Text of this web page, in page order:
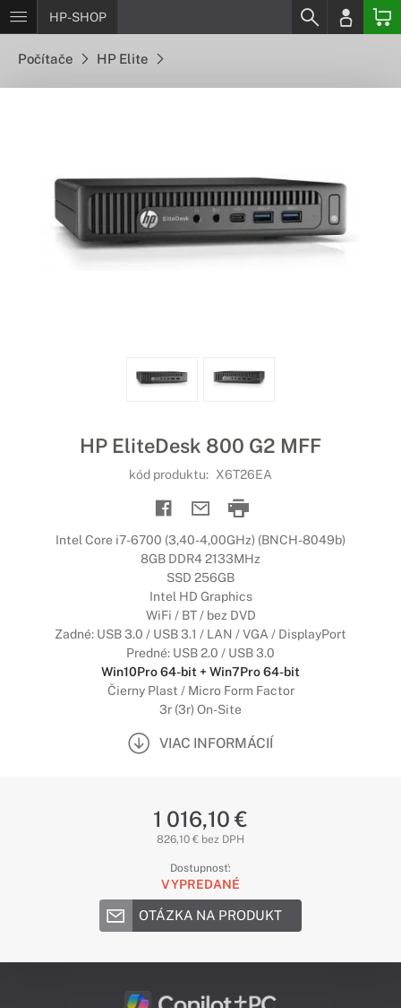
HP-SHOP
Počítače HP Elite
HP EliteDesk 800 G2 MFF
kód produktu: X6T26EA
Intel Core i7-6700 (3,40-4,00GHz) (BNCH-8049b)
8GB DDR4 2133MHz
SSD 256GB
Intel HD Graphics
WiFi / BT / bez DVD
Zadné: USB 3.0 / USB 3.1 / LAN / VGA / DisplayPort
Predné: USB 2.0 / USB 3.0
Win10Pro 64-bit + Win7Pro 64-bit
Čierny Plast / Micro Form Factor
3r (3r) On-Site
VIAC INFORMÁCIÍ
1 016,10 €
826,10 € bez DPH
Dostupnosť:
VYPREDANÉ
OTÁZKA NA PRODUKT